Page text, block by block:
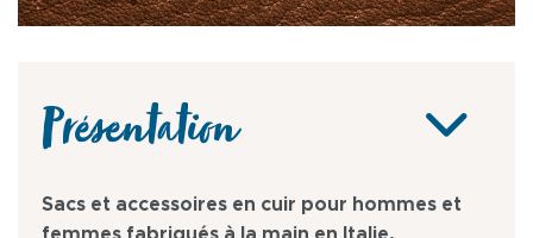
Présentation
Sacs et accessoires en cuir pour hommes et
femmes fabriqués à la main en Italie.